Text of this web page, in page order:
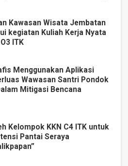
Kawasan Wisata Jembatan
kegiatan Kuliah Kerja Nyata
ITK
Menggunakan Aplikasi
Wawasan Santri Pondok
Mitigasi Bencana
Kelompok KKN C4 ITK untuk
Pantai Seraya